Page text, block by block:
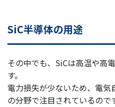
SiC半導体の用途
その中でも、SiCは高温や高
す。
電力損失が少ないため、電
の分野で注目されているので